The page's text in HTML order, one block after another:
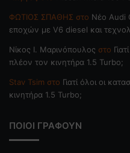
ΦΩΤΙΟΣ ΣΠΑΘΗΣ στο Νέο Audi
εποχών με V6 diesel και
Nίκος Ι. Mαρινόπουλος στο
πλέον τον κινητήρα 1.5 Turbo;
Stav Tsim στο Γιατί όλοι οι
κινητήρα 1.5 Turbo;
ΠΟΙΟΙ ΓΡΑΦΟΥΝ